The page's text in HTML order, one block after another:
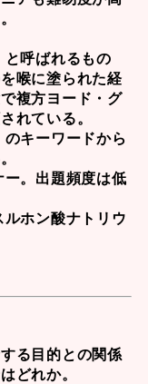
呼ばれるもの
喉に塗られた経
複方ヨード・グ
れている。
キーワードから
。出題頻度は低
ルホン酸ナトリウ
る目的との関係
どれか。